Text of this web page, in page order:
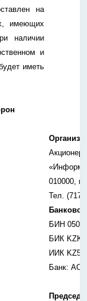
на
имеющих
наличии
и
иметь
010000,
Тел.
БИН
БИК
ИИК
Банк: АО